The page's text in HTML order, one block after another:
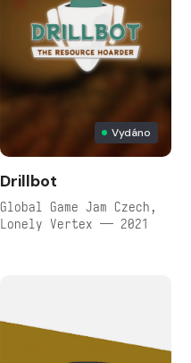
Vydáno
Drillbot
Global Game Jam Czech,
Lonely Vertex — 2021